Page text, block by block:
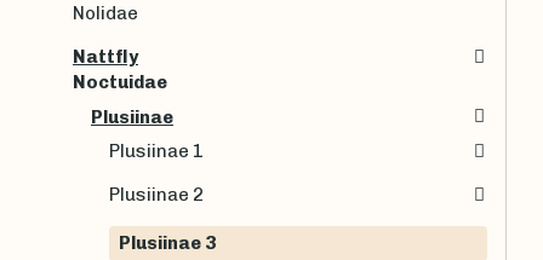
Nolidae
Nattfly
Noctuidae
Plusiinae
Plusiinae 1
Plusiinae 2
Plusiinae 3